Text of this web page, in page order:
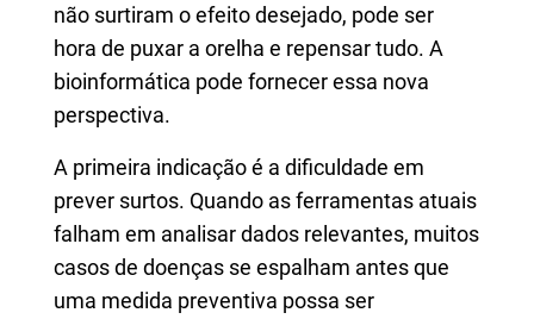
não surtiram o efeito desejado, pode ser
hora de puxar a orelha e repensar tudo. A
bioinformática pode fornecer essa nova
perspectiva.
A primeira indicação é a dificuldade em
prever surtos. Quando as ferramentas atuais
falham em analisar dados relevantes, muitos
casos de doenças se espalham antes que
uma medida preventiva possa ser